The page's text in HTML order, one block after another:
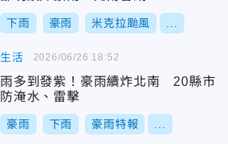
下雨 豪雨 米克拉颱風
生活
雨多到發紫！豪雨續炸北南 20縣市
防淹水、雷擊
豪雨 下雨 豪雨特報
2026/06/26 18:52